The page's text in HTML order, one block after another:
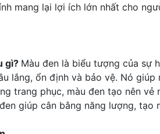
mang lại lợi ích lớn nhất cho
gì? Màu đen là biểu tượng của sự
lắng, ổn định và bảo vệ. Nó
trang phục, màu đen tạo nên
giúp cân bằng năng lượng,